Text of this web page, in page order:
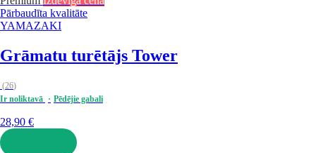
Pārbaudīta kvalitāte
YAMAZAKI
Grāmatu turētājs Tower
(26)
Ir noliktavā
Pēdējie gabali
28,90 €